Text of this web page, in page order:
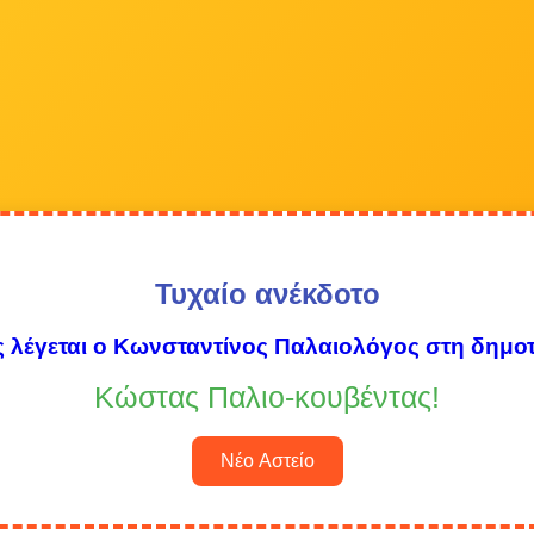
Τυχαίο ανέκδοτο
ο Κωνσταντίνος Παλαιολόγος στη
Κώστας Παλιο-κουβέντας!
Νέο Αστείο